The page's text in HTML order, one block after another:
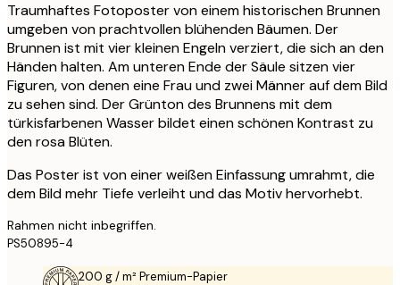
Traumhaftes Fotoposter von einem historischen Brunnen
umgeben von prachtvollen blühenden Bäumen. Der
Brunnen ist mit vier kleinen Engeln verziert, die sich an den
Händen halten. Am unteren Ende der Säule sitzen vier
Figuren, von denen eine Frau und zwei Männer auf dem Bild
zu sehen sind. Der Grünton des Brunnens mit dem
türkisfarbenen Wasser bildet einen schönen Kontrast zu
den rosa Blüten.
Das Poster ist von einer weißen Einfassung umrahmt, die
dem Bild mehr Tiefe verleiht und das Motiv hervorhebt.
Rahmen nicht inbegriffen.
PS50895-4
200 g / m² Premium-Papier